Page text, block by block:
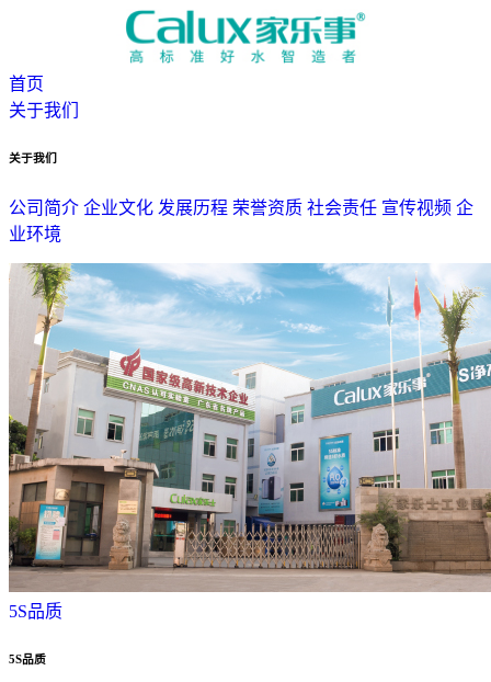
首页
关于我们
关于我们
公司简介 企业文化 发展历程 荣誉资质 社会责任 宣传视频 企
业环境
5S品质
5S品质